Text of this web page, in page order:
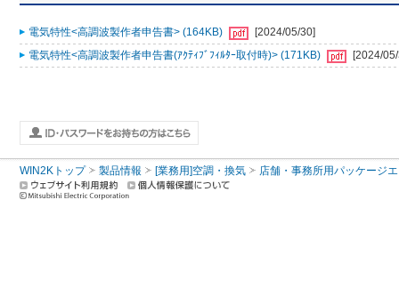
電気特性<高調波製作者申告書> (164KB)
[2024/05/30]
電気特性<高調波製作者申告書(ｱｸﾃｨﾌﾞﾌｨﾙﾀｰ取付時)> (171KB)
[2024/
WIN2Kトップ 製品情報 [業務用]空調・換気 店舗・事務所用パッケージ